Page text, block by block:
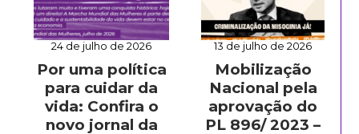
24 de julho de 2026
Por uma política
para cuidar da
vida: Confira o
novo jornal da
13 de julho de 2026
Mobilização
Nacional pela
aprovação do
PL 896/ 2023 –